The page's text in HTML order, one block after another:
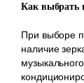
Как выбрать
При выборе
наличие